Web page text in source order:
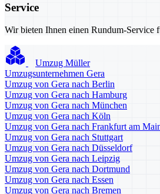
Service
Wir bieten Ihnen einen Rundum-Service
Umzug Müller
Umzugsunternehmen Gera
Umzug von Gera nach Berlin
Umzug von Gera nach Hamburg
Umzug von Gera nach München
Umzug von Gera nach Köln
Umzug von Gera nach Frankfurt am
Umzug von Gera nach Stuttgart
Umzug von Gera nach Düsseldorf
Umzug von Gera nach Leipzig
Umzug von Gera nach Dortmund
Umzug von Gera nach Essen
Umzug von Gera nach Bremen